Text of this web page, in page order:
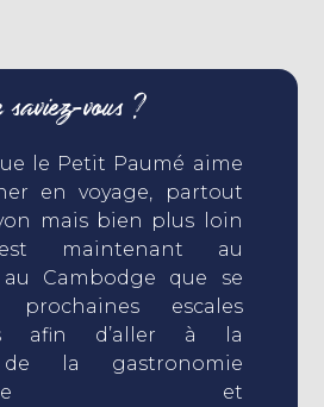
vous ?
le Petit Paumé aime
en voyage, partout
mais bien plus loin
maintenant au
Cambodge que se
escales
afin d’aller à la
de la gastronomie
et